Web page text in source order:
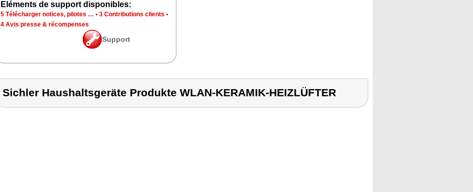
Eléments de support disponibles:
5 Télécharger notices, pilotes … • 3 Contributions clients •
4 Avis presse & récompenses
Support
Sichler Haushaltsgeräte Produkte WLAN-KERAMIK-HEIZLÜFTER